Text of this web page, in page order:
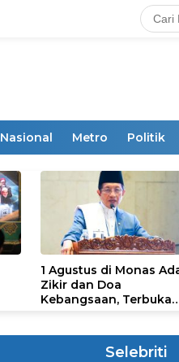
Nasional Metro Politik
1 Agustus di Monas
Zikir dan Doa
Kebangsaan, Terbuka
Selebriti